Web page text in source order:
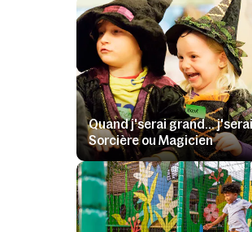
Quand j'serai grand...
Sorcière ou Magicien